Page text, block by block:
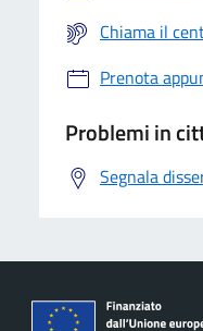
Chiama il
Prenota
Problemi in
Segnala